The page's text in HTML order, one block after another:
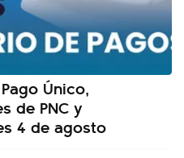
Único,
de PNC y
4 de agosto